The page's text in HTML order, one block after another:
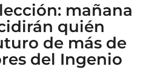
mañana
quién
de más de
del Ingenio